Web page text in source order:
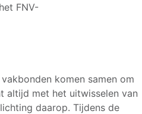
FNV-
komen samen om
altijd met het uitwisselen van
daarop. Tijdens de